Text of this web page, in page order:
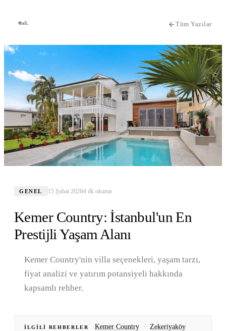
Tüm Yazılar
GENEL 15 Şubat 20264dk okuma
Kemer Country: İstanbul'un En
Prestijli Yaşam Alanı
Kemer Country'nin villa seçenekleri, yaşam tarzı,
fiyat analizi ve yatırım potansiyeli hakkında
kapsamlı rehber.
İLGILI REHBERLER Kemer Country · Zekeriyaköy